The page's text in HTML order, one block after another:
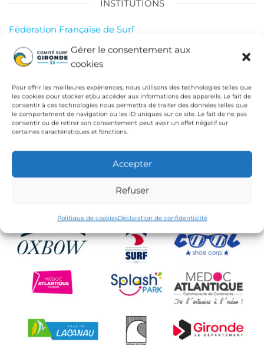
Gérer le consentement aux
cookies
Pour offrir les meilleures expériences, nous utilisons des technologies telles que
les cookies pour stocker et/ou accéder aux informations des appareils. Le fait de
consentir à ces technologies nous permettra de traiter des données telles que
le comportement de navigation ou les ID uniques sur ce site. Le fait de ne pas
consentir ou de retirer son consentement peut avoir un effet négatif sur
certaines caractéristiques et fonctions.
Accepter
Refuser
Politique de cookiesDéclaration de confidentialité
INSTITUTIONS
Fédération Française de Surf
Conseil Départemental de la Gironde
Ligue de Surf de Nouvelle Aquitaine
CdC Médoc Atlantique